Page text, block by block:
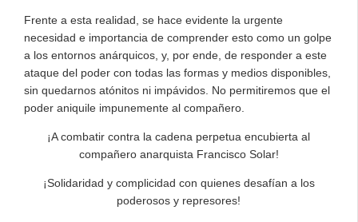
Frente a esta realidad, se hace evidente la urgente
necesidad e importancia de comprender esto como un golpe
a los entornos anárquicos, y, por ende, de responder a este
ataque del poder con todas las formas y medios disponibles,
sin quedarnos atónitos ni impávidos. No permitiremos que el
poder aniquile impunemente al compañero.
¡A combatir contra la cadena perpetua encubierta al
compañero anarquista Francisco Solar!
¡Solidaridad y complicidad con quienes desafían a los
poderosos y represores!